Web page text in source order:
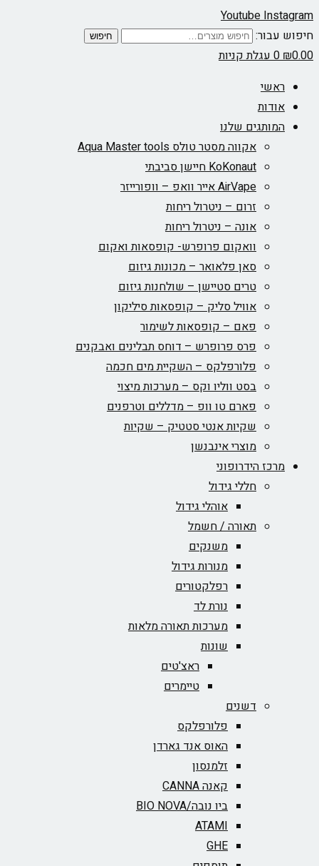
YoutubeInstagram
חיפוש עבור:
חיפוש
₪0.00
0עגלת קניות
ראשי
אודות
המותגים שלנו
אקווה מסטר טולס Aqua Master tools
KoKonaut חיישן סביבתי
AirVape אייר וואפ – וופורייזר
זרום – ניטרול ריחות
אונה – ניטרול ריחות
וואקום פרופרש- קופסאות ואקום
סאן פלאואר – מכונות גיזום
טרים סטיישן – שולחנות גיזום
אוויל סליק – קופסאות סיליקון
פאם – קופסאות לשימור
פרס פרופרש – דוחס תבלינים ואבקנים
פלורפלקס – השקיית מים חכמה
בסט ווליו וקס – מערכות מיצוי
פארם טו וופ – מדללים וטרפנים
שקיות אנטי סטטיק – שקיות
מוצרי אינבנשן
מרכז הידרופוני
חללי גידול
אוהלי גידול
תאורה / חשמל
משנקים
מנורות גידול
רפלקטורים
נורת לד
מערכות תאורה מלאות
שונות
ראצ'טים
טיימרים
דשנים
פלורפלקס
האוס אנד גארדן
זלמנסון
קאנה CANNA
ביו נובה/BIO NOVA‏
ATAMI
GHE